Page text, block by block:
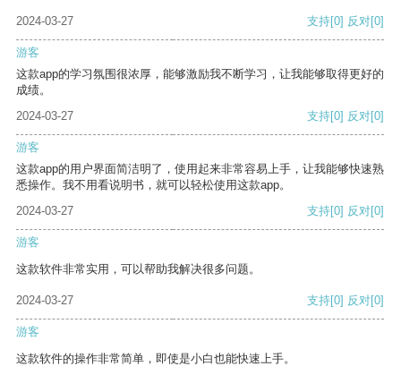
2024-03-27 支持[0] 反对[0]
游客
这款app的学习氛围很浓厚，能够激励我不断学习，让我能够取得更好的
成绩。
2024-03-27
支持[0] 反对[0]
游客
这款app的用户界面简洁明了，使用起来非常容易上手，让我能够快速熟
悉操作。我不用看说明书，就可以轻松使用这款app。
2024-03-27
支持[0] 反对[0]
游客
这款软件非常实用，可以帮助我解决很多问题。
2024-03-27 支持[0] 反对[0]
游客
这款软件的操作非常简单，即使是小白也能快速上手。